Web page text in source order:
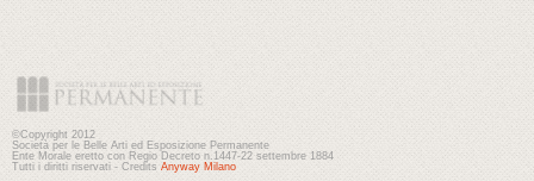
©Copyright 2012
Società per le Belle Arti ed Esposizione Permanente
Ente Morale eretto con Regio Decreto n.1447-22 settembre 1884
Tutti i diritti riservati - Credits Anyway Milano